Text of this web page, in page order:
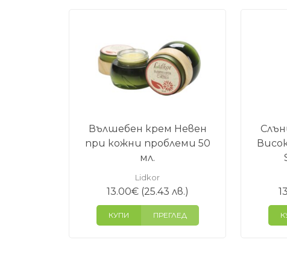
Вълшебен крем Невен
при кожни проблеми 50
мл.
Lidkor
13.00€(25.43 лв.)
КУПИ ПРЕГЛЕД